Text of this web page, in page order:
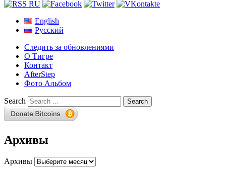
English
Русский
Следить за обновлениями
О Тигре
Контакт
AfterStep
Фото Альбом
Search
Архивы
Архивы